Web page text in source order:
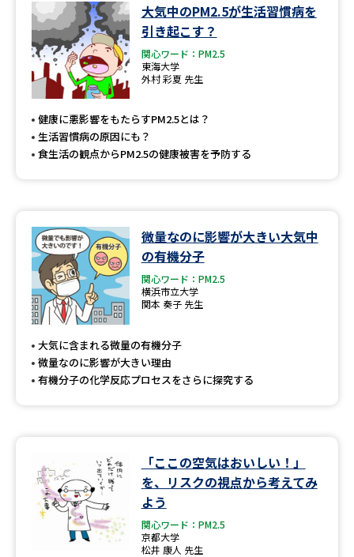
先輩が入学を決めた理由 テレメール全国一斉進学調査
新生活お役立ちガイド
学問発見 学問検索
学問のミニ講義「夢ナビ講義」 学問分野解説
学問の教科書 夢ナビライブ
ユーザーサポート
Ｑ＆Ａ よくあるご質問 大学進学IDについて
テレメール
お支払いサイト
個人情報取扱規定
特定商取引表記
大気中のPM2.5が生活習慣病を
引き起こす？
関心ワード：PM2.5
東海大学
外村 彩夏 先生
健康に悪影響をもたらすPM2.5とは？
生活習慣病の原因にも？
食生活の観点からPM2.5の健康被害を予防する
微量なのに影響が大きい大気中
の有機分子
関心ワード：PM2.5
横浜市立大学
関本 奏子 先生
大気に含まれる微量の有機分子
微量なのに影響が大きい理由
有機分子の化学反応プロセスをさらに探究する
「ここの空気はおいしい！」
を、リスクの視点から考えてみ
よう
関心ワード：PM2.5
京都大学
松井 康人 先生